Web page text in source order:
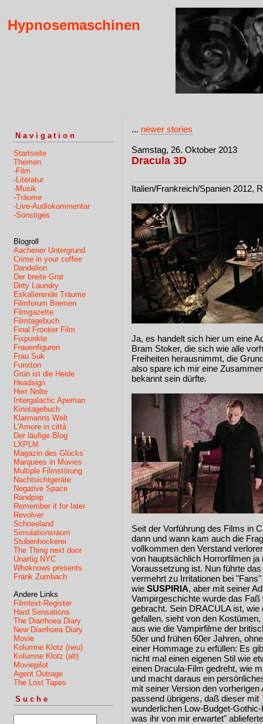
Hypnosemaschinen
Navigation
Startseite
Themen
-Film
-Literatur
-Musik
-Träume
-Live-Audiokommentar
-Sonstiges
Blogroll
Aachener Untergrund
Crime in your coffee
Dandelion
Der breite Grat
Dirty Laundry
Eskalierende Träume
Filmforum Bremen
Filmgazette
Filmtagebuch
Final Frontier Film
Fixpunkte
Frauenfiguren
Frau Suk
Funxton
Grün ist die Heide
Headsign
Herr Nolte
Intergalactic Apeman
Kinotagebuch
Klarmanns Welt
L'Amore in città
Der läufige Blog
LXPLM
Magazin des Glücks
Marquees in Movies
Multiple Filmstörung
Nachtsichtgeräte
Negative Space
Randpop
Remember it for later
Revolver
Schneeland
Simulationsraum
Stubenhockerei
The Thing next door
Unartig NYC
Whoknows presents
Frank Zumbach
Andere Links
Filmtext-Register
Hard Sensations
The Diarrhoea Diary
New Diarrhoea Diary
Movie
Kolumne Klotz (neu)
Kolumne Klotz (alt)
Moviepilot
Agent Outrage
The Lost Tapes
Suche
... newer stories
Samstag, 26. Oktober 2013
Dracula 3D
Italien/Frankreich/Spanien 2012,
Ja, es handelt sich hier um eine
Bram Stoker, die sich wie alle
Freiheiten herausnimmt, die
also spare ich mir eine
bekannt sein dürfte.
Seit der Vorführung des Films in
dann und wann kam auch die
vollkommen den Verstand
von hauptsächlich Horrorfilmen
Voraussetzung ist. Nun führte
vermehrt zu Irritationen bei
wie SUSPIRIA, aber mit seiner
Vampirgeschichte wurde das
gebracht. Sein DRACULA ist,
gefallen, sieht von den
aus wie die Vampirfilme der
50er und frühen 60er Jahren,
einer Hommage zu erfüllen: Es
nicht mal einen eigenen Stil wie
einen Dracula-Film gedreht, wie
und macht daraus ein
mit seiner Version den
passend übrigens, daß dieser mit
wunderlichen Low-Budget-
was ihr von mir erwartet"